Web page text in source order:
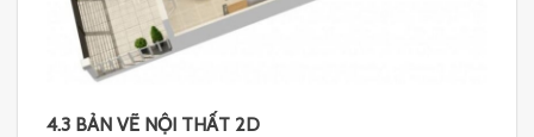
4.3 BẢN VẼ NỘI THẤT 2D